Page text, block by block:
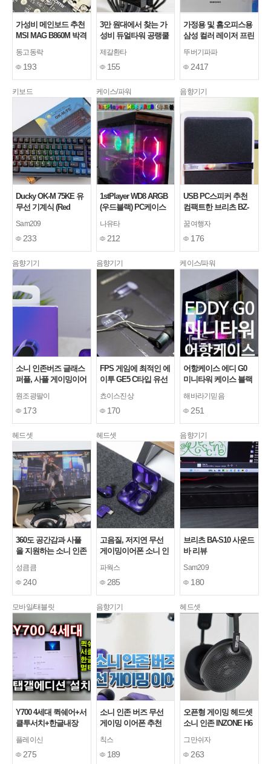
가성비 메인보드 추천
MSI MAG B860M 박격
동고동락
193
3만 원대에서 찾는 가
성비 듀얼타워 공랭쿨
RT620 PRO 카본스틸
제갈환타
155
가정용 및 홈오피스용
삼성 컬러 레이저 프린
키지 추천
뚜버기파파
2417
키보드
Ducky OK-M 75KE 유
무선 기계식 (Red
Sam209
233
케이스/파워
1stPlayer WD8 ARGB
(우드블랙) PC케이스
나유타
212
음향기기
USB PC스피커 추천
컴팩트한 브리츠 BZ-
꿈여행자
176
음향기기
소니 인존버즈 글래스
퍼플, 사플 게이밍이어
원조광팔이
173
음향기기
FPS 게임에 최적인 에
이투 GE5 C타입 유선
쵸이스진상
170
케이스/파워
어항케이스 에디 G0
미니타워 케이스 블랙
해바라기믿음
251
헤드셋
360도 공간감과 사플
을 지원하는 소니 인존
추천!!
성큼큼
240
헤드셋
고음질, 저지연 무선
게이밍이어폰 소니 인
Buds) 사용, 청음기
파웍스
285
음향기기
브리츠 BA-S10 사운드
바 리뷰
Sam209
180
모바일/태블릿
Y700 4세대 퀵쉐어+서
클투서치+한글내장
디션 롬 설치방법 / 능
력자의 LTBOX
플레이신
275
음향기기
소니 인존 버즈 무선
게이밍 이어폰 추천
칙스
189
헤드셋
오픈형 게이밍 헤드셋
소니 인존 INZONE H6
그만쉬자
263